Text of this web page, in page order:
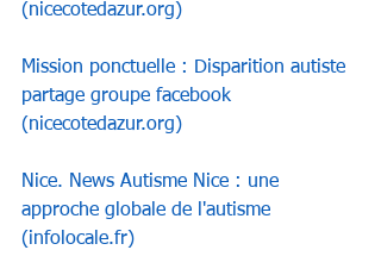
(nicecotedazur.org)
Mission ponctuelle : Disparition autiste
partage groupe facebook
(nicecotedazur.org)
Nice. News Autisme Nice : une
approche globale de l'autisme
(infolocale.fr)